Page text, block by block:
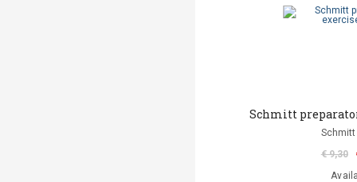
Schmitt
Schmitt
€ 9,30